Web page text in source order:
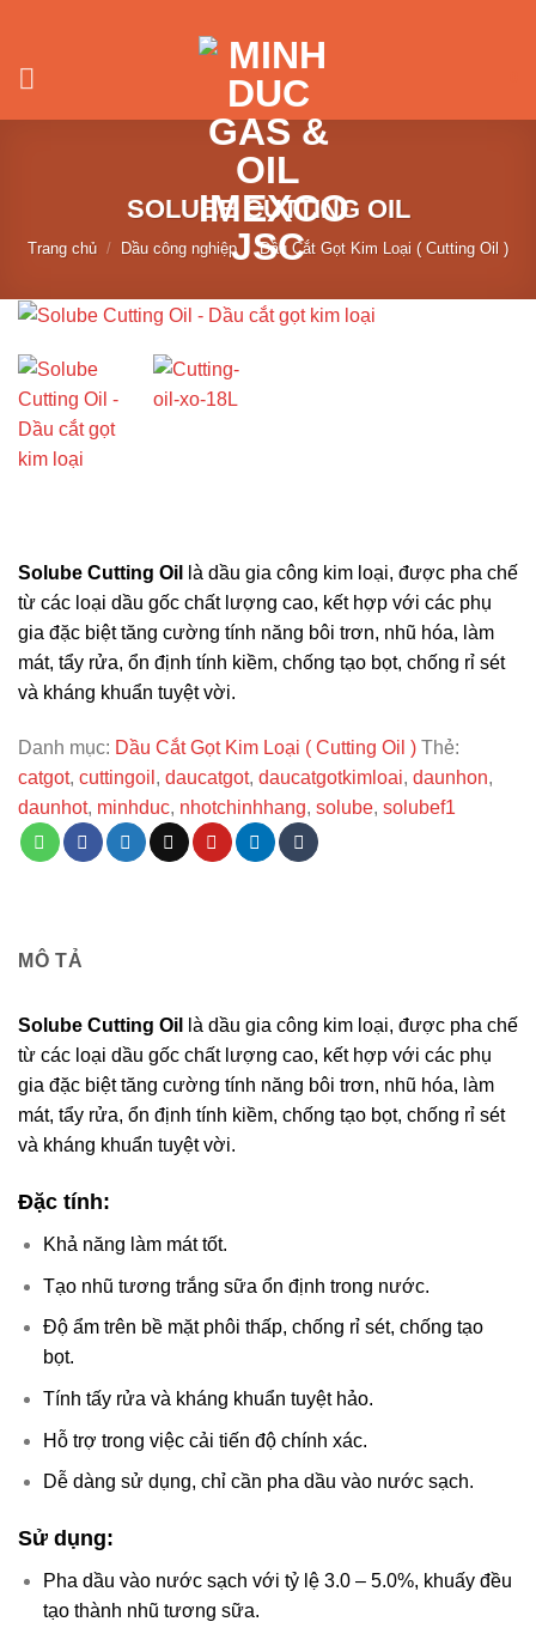
content
SOLUBE CUTTING OIL
Trang chủ / Dầu công nghiệp / Dầu Cắt Gọt Kim Loại ( Cutting Oil )
Solube Cutting Oil
là dầu gia công kim loại, được pha chế
từ các loại dầu gốc chất lượng cao, kết hợp với các phụ
gia đặc biệt tăng cường tính năng bôi trơn, nhũ hóa, làm
mát, tẩy rửa, ổn định tính kiềm, chống tạo bọt, chống rỉ sét
và kháng khuẩn tuyệt vời.
Danh mục: Dầu Cắt Gọt Kim Loại ( Cutting Oil ) Thẻ:
catgot, cuttingoil , daucatgot, daucatgotkimloai, daunhon,
daunhot, minhduc, nhotchinhhang, solube, solubef1
MÔ TẢ
Solube Cutting Oil
là dầu gia công kim loại, được pha chế
từ các loại dầu gốc chất lượng cao, kết hợp với các phụ
gia đặc biệt tăng cường tính năng bôi trơn, nhũ hóa, làm
mát, tẩy rửa, ổn định tính kiềm, chống tạo bọt, chống rỉ sét
và kháng khuẩn tuyệt vời.
Đặc tính:
Khả năng làm mát tốt.
Tạo nhũ tương trắng sữa ổn định trong nước.
Độ ẩm trên bề mặt phôi thấp, chống rỉ sét, chống tạo
bọt.
Tính tấy rửa và kháng khuẩn tuyệt hảo.
Hỗ trợ trong việc cải tiến độ chính xác.
Dễ dàng sử dụng, chỉ cần pha dầu vào nước sạch.
Sử dụng:
Pha dầu vào nước sạch với tỷ lệ 3.0 – 5.0%, khuấy đều
tạo thành nhũ tương sữa.